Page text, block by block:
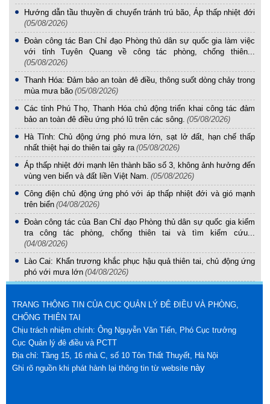
Hướng dẫn tầu thuyền di chuyển tránh trú bão, Áp thấp nhiệt đới
(05/08/2026)
Đoàn công tác Ban Chỉ đạo Phòng thủ dân sự quốc gia làm việc
với tỉnh Tuyên Quang về công tác phòng, chống thiên...
(05/08/2026)
Thanh Hóa: Đảm bảo an toàn đê điều, thông suốt dòng chảy trong
mùa mưa bão (05/08/2026)
Các tỉnh Phú Thọ, Thanh Hóa chủ động triển khai công tác đảm
bảo an toàn đê điều ứng phó lũ trên các sông. (05/08/2026)
Hà Tĩnh: Chủ động ứng phó mưa lớn, sạt lở đất, hạn chế thấp
nhất thiệt hại do thiên tai gây ra (05/08/2026)
Áp thấp nhiệt đới mạnh lên thành bão số 3, không ảnh hưởng đến
vùng ven biển và đất liền Việt Nam. (05/08/2026)
Công điện chủ động ứng phó với áp thấp nhiệt đới và gió mạnh
trên biển (04/08/2026)
Đoàn công tác của Ban Chỉ đạo Phòng thủ dân sự quốc gia kiểm
tra công tác phòng, chống thiên tai và tìm kiếm cứu...
(04/08/2026)
Lào Cai: Khẩn trương khắc phục hậu quả thiên tai, chủ động ứng
phó với mưa lớn (04/08/2026)
TRANG THÔNG TIN CỦA CỤC QUẢN LÝ ĐÊ ĐIỀU VÀ PHÒNG,
CHỐNG THIÊN TAI
Chịu trách nhiệm chính: Ông Nguyễn Văn Tiến, Phó Cục trưởng
Cục Quản lý đê điều và PCTT
Địa chỉ: Tầng 15, 16 nhà C, số 10 Tôn Thất Thuyết, Hà Nội
Ghi rõ nguồn khi phát hành lại thông tin từ website này